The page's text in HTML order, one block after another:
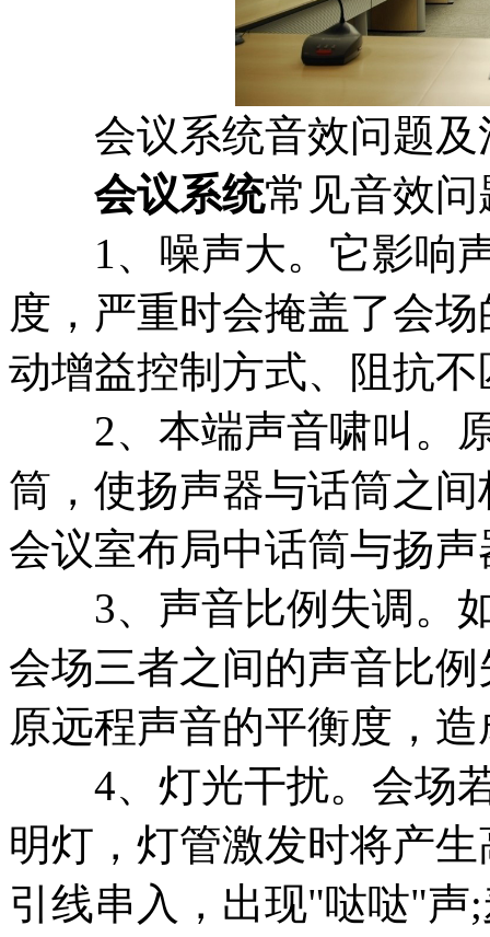
会议系统音效问题及
会议系统常见音效问
1、噪声大。它影响声
度，严重时会掩盖了会
动增益控制方式、阻抗
2、本端声音啸叫。原
筒，使扬声器与话筒之
会议室布局中话筒与扬
3、声音比例失调。如
会场三者之间的声音比
原远程声音的平衡度，
4、灯光干扰。会场若
明灯，灯管激发时将产
引线串入，出现"哒哒"声